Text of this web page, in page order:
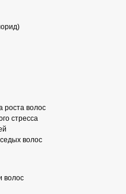
роста волос
стресса
волос
волос